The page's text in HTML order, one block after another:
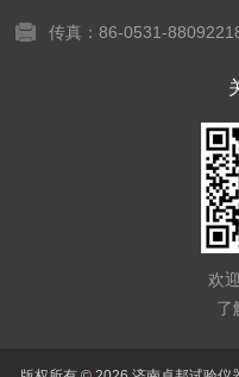
传真：86-0531-
欢
了